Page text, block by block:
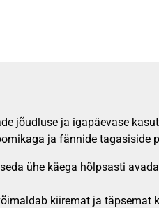
jõudluse ja igapäevase
ja fännide tagasiside
ühe käega hõlpsasti
kiiremat ja täpsemat